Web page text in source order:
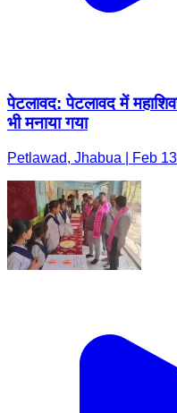
पेटलावद: पेटलावद में
भी मनाया गया
Petlawad, Jhabua | Feb